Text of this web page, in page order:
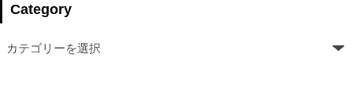
Category